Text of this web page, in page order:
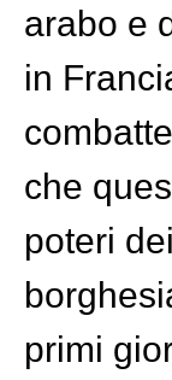
arabo e
in
che
poteri
primi